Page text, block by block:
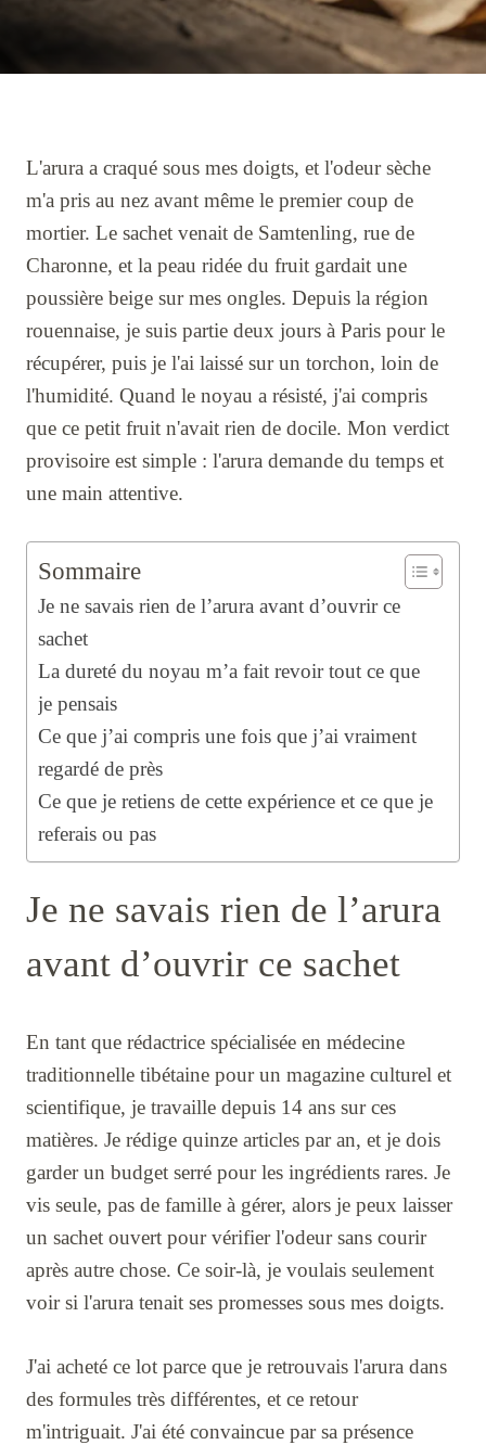
L'arura a craqué sous mes doigts, et l'odeur sèche
m'a pris au nez avant même le premier coup de
mortier. Le sachet venait de Samtenling, rue de
Charonne, et la peau ridée du fruit gardait une
poussière beige sur mes ongles. Depuis la région
rouennaise, je suis partie deux jours à Paris pour le
récupérer, puis je l'ai laissé sur un torchon, loin de
l'humidité. Quand le noyau a résisté, j'ai compris
que ce petit fruit n'avait rien de docile. Mon verdict
provisoire est simple : l'arura demande du temps et
une main attentive.
Sommaire
Je ne savais rien de l’arura avant d’ouvrir ce
sachet
La dureté du noyau m’a fait revoir tout ce que
je pensais
Ce que j’ai compris une fois que j’ai vraiment
regardé de près
Ce que je retiens de cette expérience et ce que je
referais ou pas
Je ne savais rien de l’arura
avant d’ouvrir ce sachet
En tant que rédactrice spécialisée en médecine
traditionnelle tibétaine pour un magazine culturel et
scientifique, je travaille depuis 14 ans sur ces
matières. Je rédige quinze articles par an, et je dois
garder un budget serré pour les ingrédients rares. Je
vis seule, pas de famille à gérer, alors je peux laisser
un sachet ouvert pour vérifier l'odeur sans courir
après autre chose. Ce soir-là, je voulais seulement
voir si l'arura tenait ses promesses sous mes doigts.
J'ai acheté ce lot parce que je retrouvais l'arura dans
des formules très différentes, et ce retour
m'intriguait. J'ai été convaincue par sa présence